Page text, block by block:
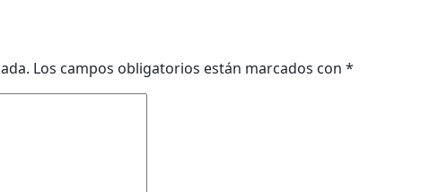
Los campos obligatorios están marcados con *